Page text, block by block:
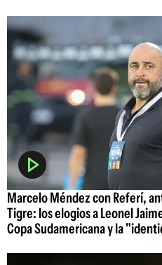
Marcelo Méndez con Referí,
Tigre: los elogios a Leonel
Copa Sudamericana y la